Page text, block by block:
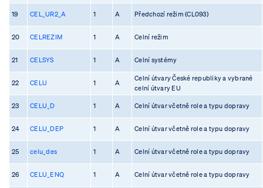
19 CEL_UR2_A 1 A Předchozí režim (CL093)
20 CELREZIM 1 A Celní režim
21 CELSYS 1 A Celní systémy
22 CELU 1 A
Celní útvary České republiky a vybrané
celní útvary EU
23 CELU_D 1 A Celní útvar včetně role a typu dopravy
24 CELU_DEP 1 A Celní útvar včetně role a typu dopravy
25 celu_des 1 A Celní útvar včetně role a typu dopravy
26 CELU_ENQ 1 A Celní útvar včetně role a typu dopravy